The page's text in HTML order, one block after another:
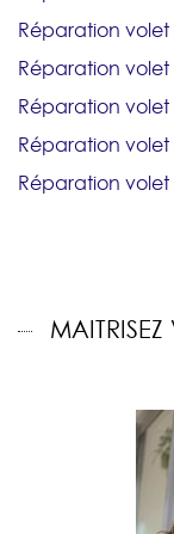
Réparation volet
Réparation
Réparation
Réparation
Réparation